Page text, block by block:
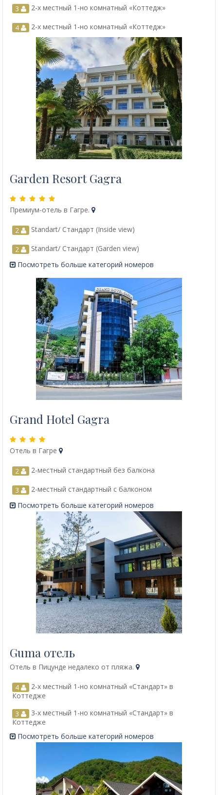
3 2-х местный 1-но комнатный «Коттедж»
4 2-х местный 1-но комнатный «Коттедж»
Garden Resort Gagra
Премиум-отель в Гагре.
2 Standart/ Стандарт (Inside view)
2
Standart/ Стандарт (Garden view)
Посмотреть больше категорий номеров
Grand Hotel Gagra
Отель в Гагре
2 2-местный стандартный без балкона
3
2-местный стандартный с балконом
Посмотреть больше категорий номеров
Guma отель
Отель в Пицунде недалеко от пляжа.
4
2-х местный 1-но комнатный «Стандарт» в
Коттедже
3
3-х местный 1-но комнатный «Стандарт» в
Коттедже
Посмотреть больше категорий номеров